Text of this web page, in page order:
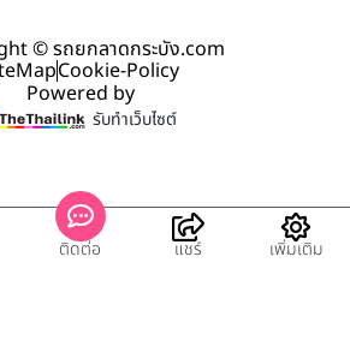
© รถยกลาดกระบัง.com
Cookie-Policy
Powered by
รับทำเว็บไซต์
ติดต่อ แชร์ เพิ่มเติม